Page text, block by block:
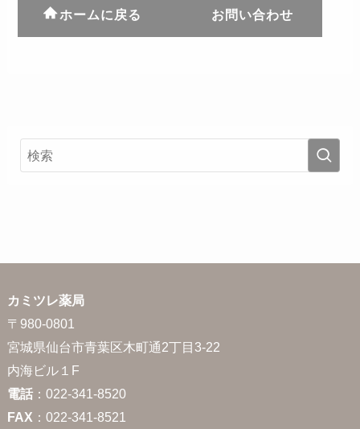
ホームに戻る お問い合わせ
カミツレ薬局
〒980-0801
宮城県仙台市青葉区木町通2丁目3-22
内海ビル１F
電話：022-341-8520
FAX ：022-341-8521